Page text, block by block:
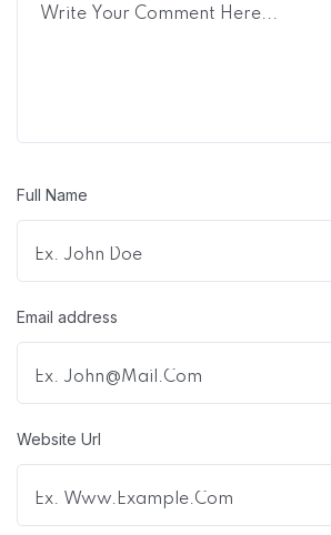
Full Name
Email address
Website Url